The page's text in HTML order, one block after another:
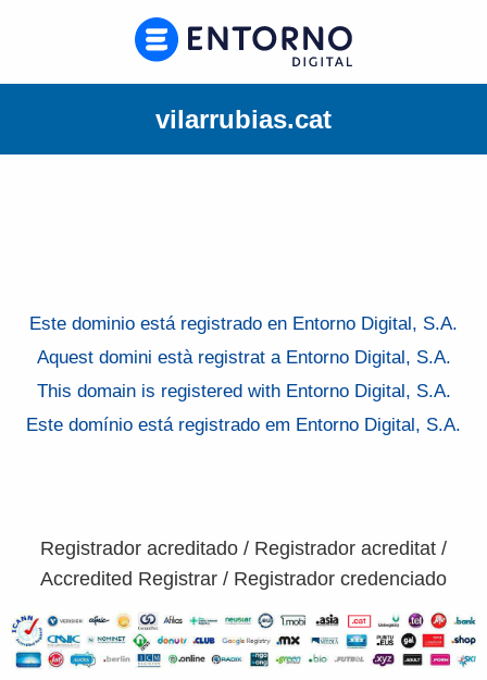
vilarrubias.cat
Este dominio está registrado en Entorno Digital, S.A.
Aquest domini està registrat a Entorno Digital, S.A.
This domain is registered with Entorno Digital, S.A.
Este domínio está registrado em Entorno Digital, S.A.
Registrador acreditado / Registrador acreditat /
Accredited Registrar / Registrador credenciado